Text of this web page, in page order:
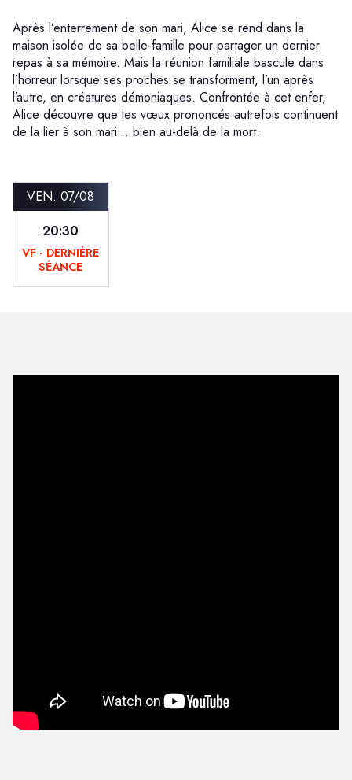
Après l’enterrement de son mari, Alice se rend dans la
maison isolée de sa belle-famille pour partager un dernier
repas à sa mémoire. Mais la réunion familiale bascule dans
l’horreur lorsque ses proches se transforment, l’un après
l’autre, en créatures démoniaques. Confrontée à cet enfer,
Alice découvre que les vœux prononcés autrefois continuent
de la lier à son mari… bien au-delà de la mort.
VEN. 07/08
20:30
VF - DERNIÈRE
SÉANCE